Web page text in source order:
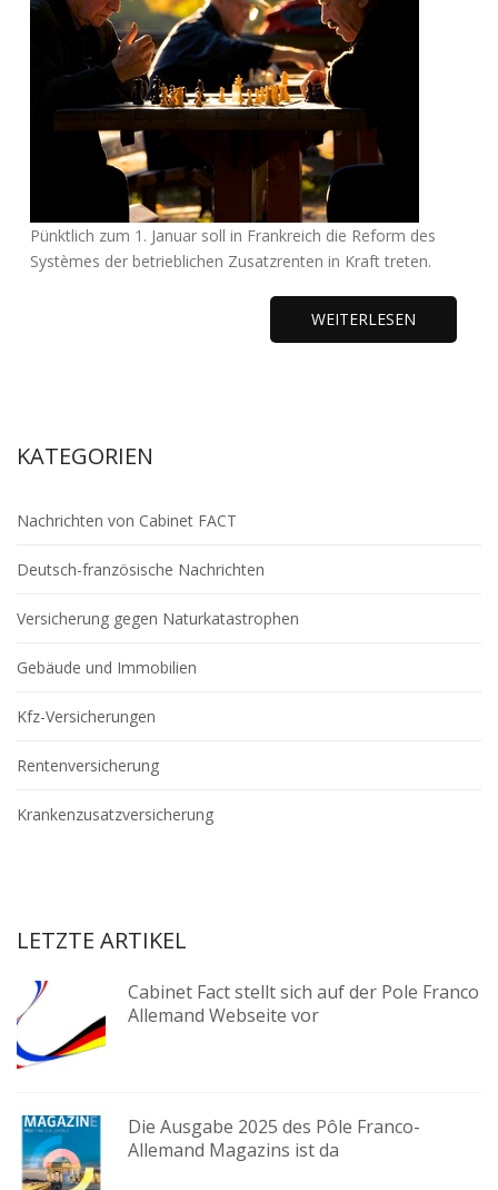
Pünktlich zum 1. Januar soll in Frankreich die Reform des
Systèmes der betrieblichen Zusatzrenten in Kraft treten.
WEITERLESEN
KATEGORIEN
Nachrichten von Cabinet FACT
Deutsch-französische Nachrichten
Versicherung gegen Naturkatastrophen
Gebäude und Immobilien
Kfz-Versicherungen
Rentenversicherung
Krankenzusatzversicherung
LETZTE ARTIKEL
Cabinet Fact stellt sich auf der Pole Franco
Allemand Webseite vor
Die Ausgabe 2025 des Pôle Franco-
Allemand Magazins ist da